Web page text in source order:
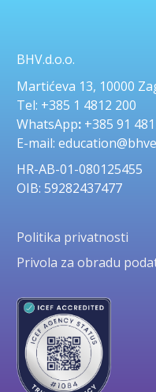
BHV.d.o.o.
Martićeva 13, 10000
Tel: +385 1 4812 200
WhatsApp:+385 91
E-mail:
HR-AB-01-080125455
OIB: 59282437477
Politika privatnosti
Privola za obradu